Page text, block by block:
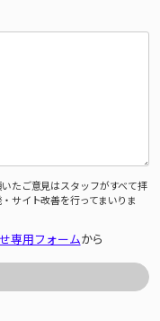
たご意見はスタッフがすべて拝
サイト改善を行ってまいりま
専用フォームから